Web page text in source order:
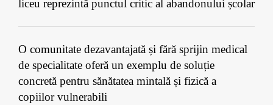
liceu reprezintă punctul critic al abandonului școlar
O comunitate dezavantajată și fără sprijin medical
de specialitate oferă un exemplu de soluție
concretă pentru sănătatea mintală și fizică a
copiilor vulnerabili